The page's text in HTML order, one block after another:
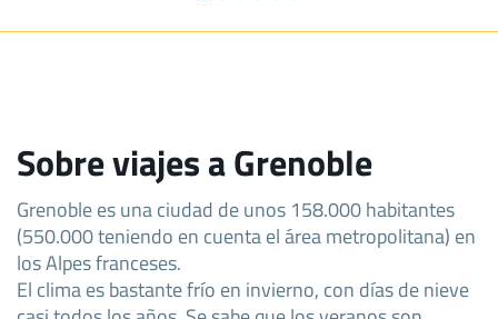
Sobre viajes a Grenoble
Grenoble es una ciudad de unos 158.000 habitantes
(550.000 teniendo en cuenta el área metropolitana) en
los Alpes franceses.
El clima es bastante frío en invierno, con días de nieve